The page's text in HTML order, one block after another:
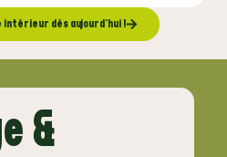
dès aujourd’hui !
&